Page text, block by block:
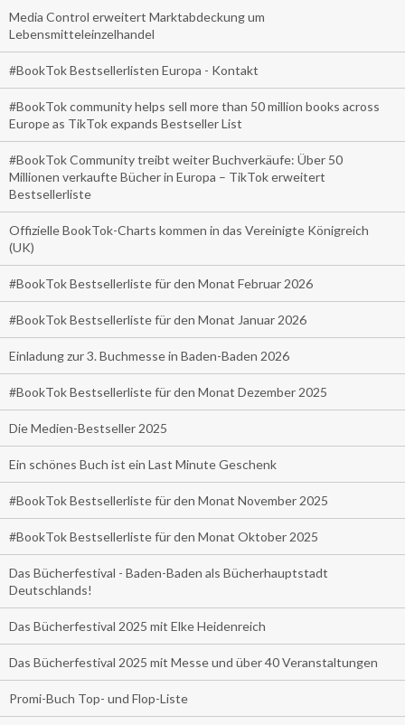
Media Control erweitert Marktabdeckung um
Lebensmitteleinzelhandel
#BookTok Bestsellerlisten Europa - Kontakt
#BookTok community helps sell more than 50 million books across
Europe as TikTok expands Bestseller List
#BookTok Community treibt weiter Buchverkäufe: Über 50
Millionen verkaufte Bücher in Europa – TikTok erweitert
Bestsellerliste
Offizielle BookTok-Charts kommen in das Vereinigte Königreich
(UK)
#BookTok Bestsellerliste für den Monat Februar 2026
#BookTok Bestsellerliste für den Monat Januar 2026
Einladung zur 3. Buchmesse in Baden-Baden 2026
#BookTok Bestsellerliste für den Monat Dezember 2025
Die Medien-Bestseller 2025
Ein schönes Buch ist ein Last Minute Geschenk
#BookTok Bestsellerliste für den Monat November 2025
#BookTok Bestsellerliste für den Monat Oktober 2025
Das Bücherfestival - Baden-Baden als Bücherhauptstadt
Deutschlands!
Das Bücherfestival 2025 mit Elke Heidenreich
Das Bücherfestival 2025 mit Messe und über 40 Veranstaltungen
Promi-Buch Top- und Flop-Liste